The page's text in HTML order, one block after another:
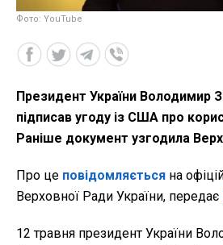
Фото: YouTube
Президент України Володимир
підписав угоду із США про
Раніше документ узгодила
Про це повідомляється на
Верховної Ради України, передає
12 травня президент України